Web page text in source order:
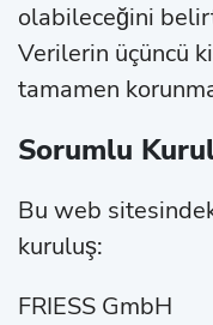
olabileceğini
Verilerin üçüncü
tamamen
Sorumlu
Bu web
kuruluş:
FRIESS GmbH